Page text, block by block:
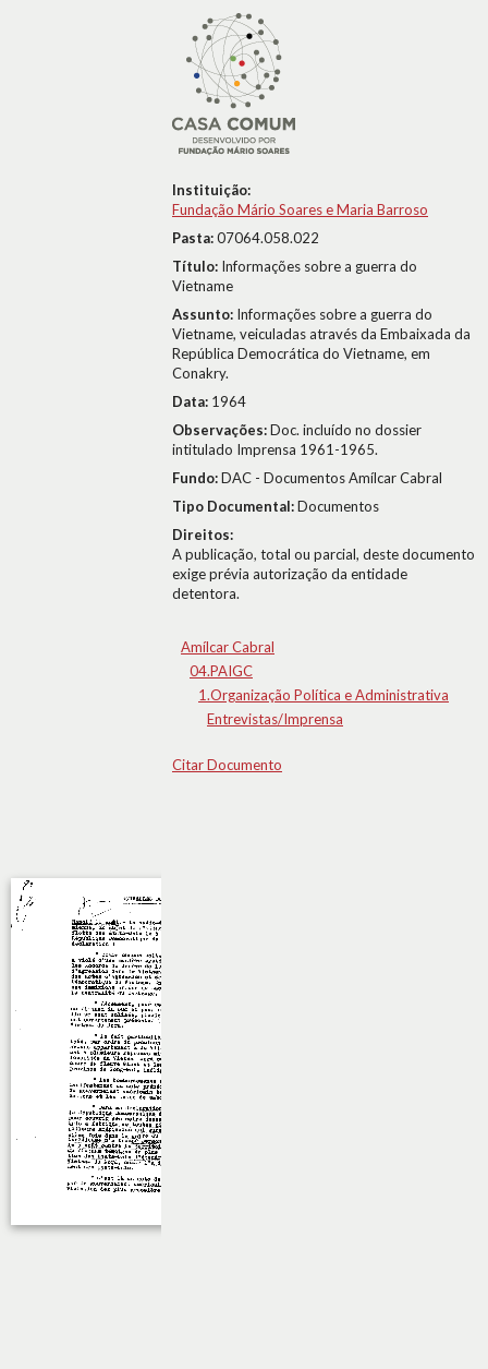
Instituição:
Fundação Mário Soares e Maria Barroso
Pasta:07064.058.022
Título: Informações sobre a guerra do
Vietname
Assunto: Informações sobre a guerra do
Vietname, veiculadas através da Embaixada da
República Democrática do Vietname, em
Conakry.
Data: 1964
Observações:Doc. incluído no dossier
intitulado Imprensa 1961-1965.
Fundo:DAC - Documentos Amílcar Cabral
Tipo Documental:Documentos
Direitos:
A publicação, total ou parcial, deste documento
exige prévia autorização da entidade
detentora.
Amílcar Cabral
04.PAIGC
1.Organização Política e Administrativa
Entrevistas/Imprensa
Citar Documento